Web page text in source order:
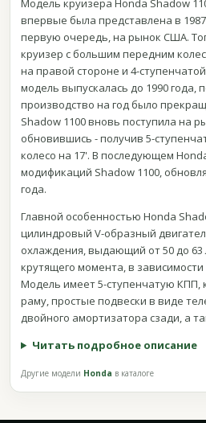
Модель круизера Honda Shadow
впервые была представлена в
первую очередь, на рынок США.
круизер с большим передним
на правой стороне и 4-
модель выпускалась до 1990 года,
производство на год было
Shadow 1100 вновь поступила на
обновившись - получив 5-
колесо на 17'. В последующем
модификаций Shadow 1100,
года.
Главной особенностью Honda
цилиндровый V-образный
охлаждения, выдающий от 50 до 63
крутящего момента, в
Модель имеет 5-ступенчатую КПП,
раму, простые подвески в виде
двойного амортизатора сзади, а
Читать подробное описание
Другие модели Honda в каталоге